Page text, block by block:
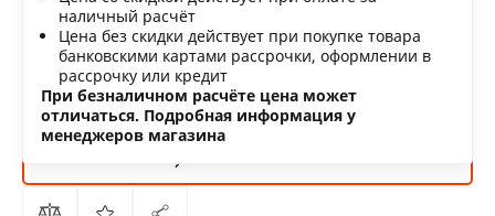
наличный расчёт
Цена без скидки действует при покупке товара
банковскими картами рассрочки, оформлении в
рассрочку или кредит
При безналичном расчёте цена может
отличаться. Подробная информация у
менеджеров магазина
Нашли дешевле?